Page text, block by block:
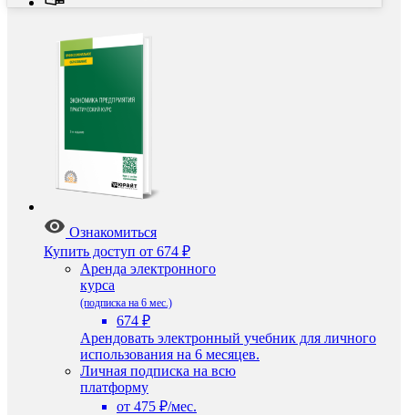
Ознакомиться
Купить доступ от 674 ₽
Аренда электронного
курса
(подписка на 6 мес.)
674 ₽
Арендовать электронный учебник для личного
использования на 6 месяцев.
Личная подписка на всю
платформу
от 475 ₽/мес.